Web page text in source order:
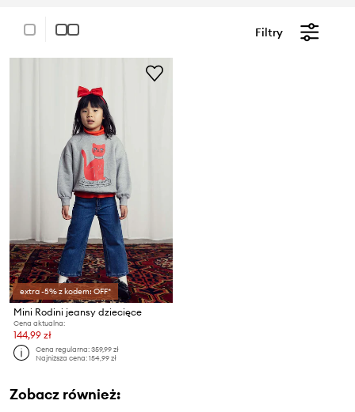
Filtry
extra -5% z kodem: OFF*
Mini Rodini jeansy dziecięce
Cena aktualna:
144,99 zł
Cena regularna:359,99 zł
Najniższa cena:154,99 zł
Zobacz również: